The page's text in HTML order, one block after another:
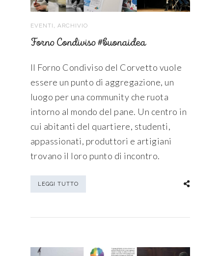
EVENTI ARCHIVIO
Forno Condiviso #buonaidea
Il Forno Condiviso del Corvetto vuole
essere un punto di aggregazione, un
luogo per una community che ruota
intorno al mondo del pane. Un centro in
cui abitanti del quartiere, studenti,
appassionati, produttori e artigiani
trovano il loro punto di incontro.
LEGGI TUTTO